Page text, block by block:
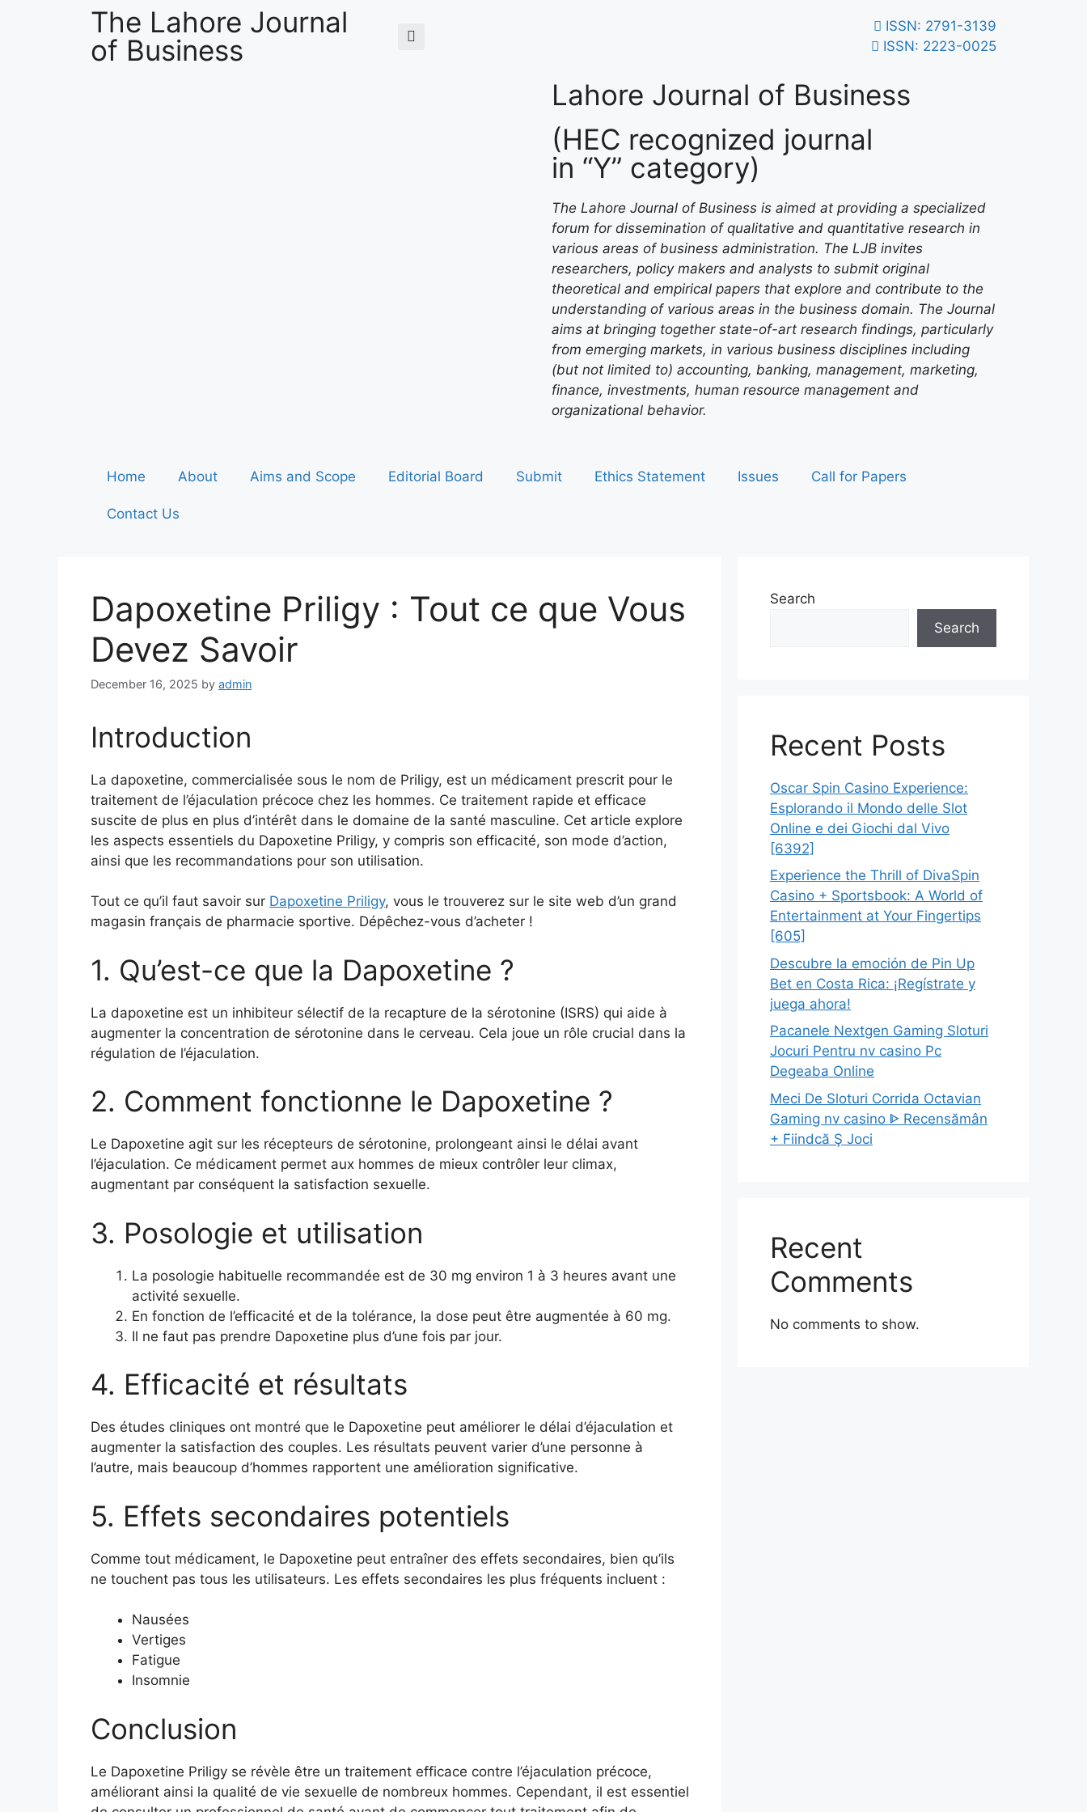
The Lahore Journal
of Business
ISSN: 2791-3139
ISSN: 2223-0025
Lahore Journal of Business
(HEC recognized journal
in “Y” category)
The Lahore Journal of Business is aimed at providing a specialized
forum for dissemination of qualitative and quantitative research in
various areas of business administration. The LJB invites
researchers, policy makers and analysts to submit original
theoretical and empirical papers that explore and contribute to the
understanding of various areas in the business domain. The Journal
aims at bringing together state-of-art research findings, particularly
from emerging markets, in various business disciplines including
(but not limited to) accounting, banking, management, marketing,
finance, investments, human resource management and
organizational behavior.
Home About Aims and Scope Editorial Board Submit Ethics Statement Issues Call for Papers
Contact Us
Dapoxetine Priligy : Tout ce que Vous
Devez Savoir
December 16, 2025 by admin
Introduction
La dapoxetine, commercialisée sous le nom de Priligy, est un médicament prescrit pour le
traitement de l’éjaculation précoce chez les hommes. Ce traitement rapide et efficace
suscite de plus en plus d’intérêt dans le domaine de la santé masculine. Cet article explore
les aspects essentiels du Dapoxetine Priligy, y compris son efficacité, son mode d’action,
ainsi que les recommandations pour son utilisation.
Tout ce qu’il faut savoir sur Dapoxetine Priligy, vous le trouverez sur le site web d’un grand
magasin français de pharmacie sportive. Dépêchez-vous d’acheter !
1. Qu’est-ce que la Dapoxetine ?
La dapoxetine est un inhibiteur sélectif de la recapture de la sérotonine (ISRS) qui aide à
augmenter la concentration de sérotonine dans le cerveau. Cela joue un rôle crucial dans la
régulation de l’éjaculation.
2. Comment fonctionne le Dapoxetine ?
Le Dapoxetine agit sur les récepteurs de sérotonine, prolongeant ainsi le délai avant
l’éjaculation. Ce médicament permet aux hommes de mieux contrôler leur climax,
augmentant par conséquent la satisfaction sexuelle.
3. Posologie et utilisation
La posologie habituelle recommandée est de 30 mg environ 1 à 3 heures avant une
activité sexuelle.
En fonction de l’efficacité et de la tolérance, la dose peut être augmentée à 60 mg.
Il ne faut pas prendre Dapoxetine plus d’une fois par jour.
4. Efficacité et résultats
Des études cliniques ont montré que le Dapoxetine peut améliorer le délai d’éjaculation et
augmenter la satisfaction des couples. Les résultats peuvent varier d’une personne à
l’autre, mais beaucoup d’hommes rapportent une amélioration significative.
5. Effets secondaires potentiels
Comme tout médicament, le Dapoxetine peut entraîner des effets secondaires, bien qu’ils
ne touchent pas tous les utilisateurs. Les effets secondaires les plus fréquents incluent :
Nausées
Vertiges
Fatigue
Insomnie
Conclusion
Le Dapoxetine Priligy se révèle être un traitement efficace contre l’éjaculation précoce,
améliorant ainsi la qualité de vie sexuelle de nombreux hommes. Cependant, il est essentiel
Search
Search
Recent Posts
Oscar Spin Casino Experience:
Esplorando il Mondo delle Slot
Online e dei Giochi dal Vivo
[6392]
Experience the Thrill of DivaSpin
Casino + Sportsbook: A World of
Entertainment at Your Fingertips
[605]
Descubre la emoción de Pin Up
Bet en Costa Rica: ¡Regístrate y
juega ahora!
Pacanele Nextgen Gaming Sloturi
Jocuri Pentru nv casino Pc
Degeaba Online
Meci De Sloturi Corrida Octavian
Gaming nv casino ᐈ Recensămân
+ Fiindcă Ş Joci
Recent
Comments
No comments to show.